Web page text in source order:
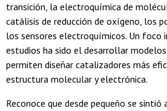
transición, la electroquímica de
catálisis de reducción de oxígeno, los
los sensores electroquímicos. Un foco
estudios ha sido el desarrollar
permiten diseñar catalizadores más
estructura molecular y electrónica.
Reconoce que desde pequeño se